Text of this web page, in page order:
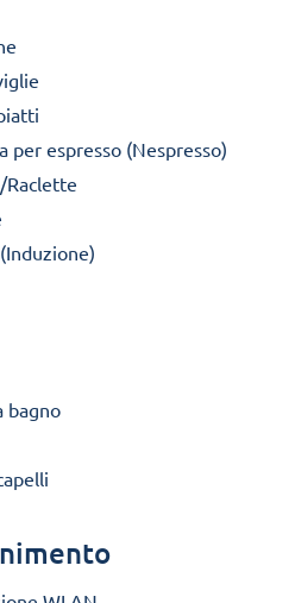
per espresso (Nespresso)
Raclette
bagno